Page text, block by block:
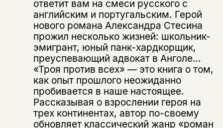
ответит вам на смеси русского с
английским и португальским. Герой
нового романа Александра Стесина
прожил несколько жизней: школьник-
эмигрант, юный панк-хардкорщик,
преуспевающий адвокат в Анголе…
«Троя против всех» — это книга о том,
как опыт прошлого неожиданно
пробивается в наше настоящее.
Рассказывая о взрослении героя на
трех континентах, автор по-своему
обновляет классический жанр «роман